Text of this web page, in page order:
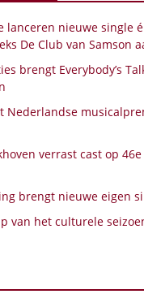
lanceren nieuwe single
De Club van Samson
brengt Everybody’s
Nederlandse
verrast cast op
brengt nieuwe eigen
van het culturele